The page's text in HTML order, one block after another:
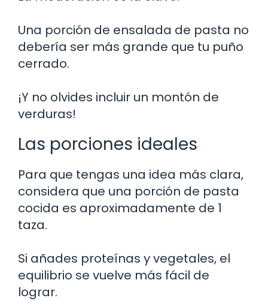
Una porción de ensalada de pasta no
debería ser más grande que tu puño
cerrado.
¡Y no olvides incluir un montón de
verduras!
Las porciones ideales
Para que tengas una idea más clara,
considera que una porción de pasta
cocida es aproximadamente de 1
taza.
Si añades proteínas y vegetales, el
equilibrio se vuelve más fácil de
lograr.